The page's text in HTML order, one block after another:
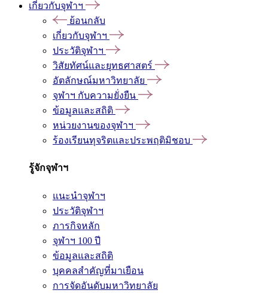
เกี่ยวกับจุฬาฯ
ย้อนกลับ
เกี่ยวกับจุฬาฯ
ประวัติจุฬาฯ
วิสัยทัศน์และยุทธศาสตร์
อัตลักษณ์มหาวิทยาลัย
จุฬาฯ กับความยั่งยืน
ข้อมูลและสถิติ
หน่วยงานของจุฬาฯ
ร้องเรียนทุจริตและประพฤติมิชอบ
รู้จักจุฬาฯ
แนะนำจุฬาฯ
ประวัติจุฬาฯ
ภารกิจหลัก
จุฬาฯ 100 ปี
ข้อมูลและสถิติ
บุคคลสำคัญที่มาเยือน
การจัดอันดับมหาวิทยาลัย